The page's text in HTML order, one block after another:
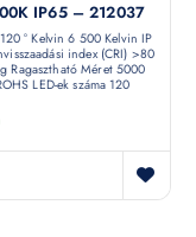
IP65 – 212037
° Kelvin 6 500 Kelvin IP
index (CRI) >80
Ragasztható Méret 5000
LED-ek száma 120